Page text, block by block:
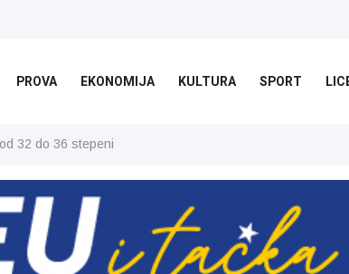
PROVA EKONOMIJA KULTURA SPORT
32 do 36 stepeni